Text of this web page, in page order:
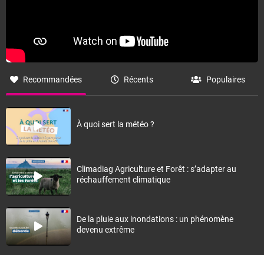
Recommandées Récents Populaires
À quoi sert la météo ?
Climadiag Agriculture et Forêt : s’adapter au
réchauffement climatique
De la pluie aux inondations : un phénomène
devenu extrême